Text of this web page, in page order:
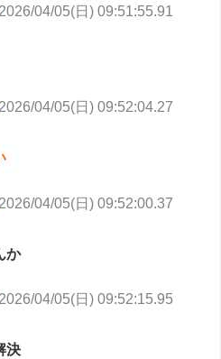
2026/04/05(日) 09:51:55.91
2026/04/05(日) 09:52:04.27
2026/04/05(日) 09:52:00.37
か
2026/04/05(日) 09:52:15.95
決